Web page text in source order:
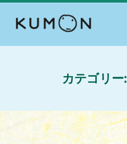
7
目
カテゴリー: